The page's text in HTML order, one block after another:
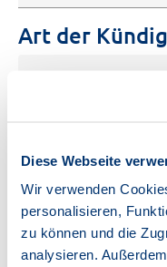
Diese Webseite
Wir verwenden
personalisieren,
zu können und die
analysieren.
Art der